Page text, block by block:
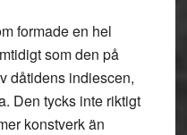
formade en hel
som den på
dåtidens indiescen,
Den tycks inte riktigt
konstverk än